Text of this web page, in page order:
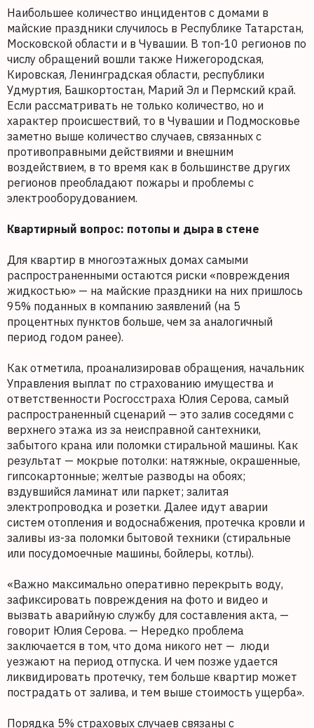
Наибольшее количество инцидентов с домами в
майские праздники случилось в Республике Татарстан,
Московской области и в Чувашии. В топ-10 регионов по
числу обращений вошли также Нижегородская,
Кировская, Ленинградская области, республики
Удмуртия, Башкортостан, Марий Эл и Пермский край.
Если рассматривать не только количество, но и
характер происшествий, то в Чувашии и Подмосковье
заметно выше количество случаев, связанных с
противоправными действиями и внешним
воздействием, в то время как в большинстве других
регионов преобладают пожары и проблемы с
электрооборудованием.
Квартирный вопрос: потопы и дыра в стене
Для квартир в многоэтажных домах самыми
распространенными остаются риски «повреждения
жидкостью» — на майские праздники на них пришлось
95% поданных в компанию заявлений (на 5
процентных пунктов больше, чем за аналогичный
период годом ранее).
Как отметила, проанализировав обращения, начальник
Управления выплат по страхованию имущества и
ответственности Росгосстраха Юлия Серова, самый
распространенный сценарий — это залив соседями с
верхнего этажа из за неисправной сантехники,
забытого крана или поломки стиральной машины. Как
результат — мокрые потолки: натяжные, окрашенные,
гипсокартонные; желтые разводы на обоях;
вздувшийся ламинат или паркет; залитая
электропроводка и розетки. Далее идут аварии
систем отопления и водоснабжения, протечка кровли и
заливы из-за поломки бытовой техники (стиральные
или посудомоечные машины, бойлеры, котлы).
«Важно максимально оперативно перекрыть воду,
зафиксировать повреждения на фото и видео и
вызвать аварийную службу для составления акта, —
говорит Юлия Серова. — Нередко проблема
заключается в том, что дома никого нет — люди
уезжают на период отпуска. И чем позже удается
ликвидировать протечку, тем больше квартир может
пострадать от залива, и тем выше стоимость ущерба».
Порядка 5% страховых случаев связаны с